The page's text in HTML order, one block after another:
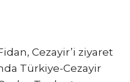
Cezayir’i ziyaret
Türkiye-Cezayir